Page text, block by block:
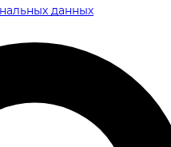
данных